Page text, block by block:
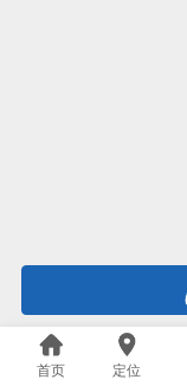
首页 定位